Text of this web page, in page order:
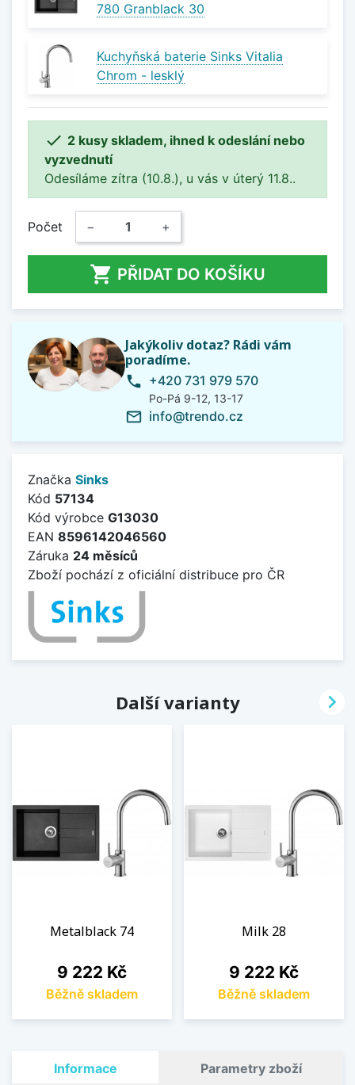
780 Granblack 30
Kuchyňská baterie Sinks Vitalia
Chrom - lesklý
 2 kusy skladem, ihned k odeslání nebo
vyzvednutí
Odesíláme zítra (10.8.), u vás v úterý 11.8..
Počet − +
 PŘIDAT DO KOŠÍKU
Jakýkoliv dotaz? Rádi vám
poradíme.
phone +420 731 979 570
Po-Pá 9-12, 13-17
mail_outline info@trendo.cz
Značka Sinks
Kód 57134
Kód výrobce G13030
EAN 8596142046560
Záruka 24 měsíců
Zboží pochází z oficiální distribuce pro ČR
Další varianty
Metalblack 74
Cena
9 222 Kč
Běžně skladem
Milk 28
Cena
9 222 Kč
Běžně skladem

Informace Parametry zboží